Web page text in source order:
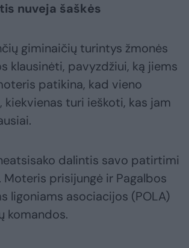
nuveja šaškės
giminaičių turintys žmonės
klausinėti, pavyzdžiui, ką jiems
patikina, kad vieno
kiekvienas turi ieškoti, kas jam
dalintis savo patirtimi
prisijungė ir Pagalbos
ligoniams asociacijos (POLA)
komandos.